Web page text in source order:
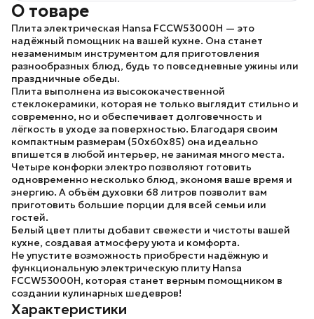
О товаре
Плита электрическая Hansa FCCW53000H — это
надёжный помощник на вашей кухне. Она станет
незаменимым инструментом для приготовления
разнообразных блюд, будь то повседневные ужины или
праздничные обеды.
Плита выполнена из высококачественной
стеклокерамики, которая не только выглядит стильно и
современно, но и обеспечивает долговечность и
лёгкость в уходе за поверхностью. Благодаря своим
компактным размерам (50x60x85) она идеально
впишется в любой интерьер, не занимая много места.
Четыре конфорки электро позволяют готовить
одновременно несколько блюд, экономя ваше время и
энергию. А объём духовки 68 литров позволит вам
приготовить большие порции для всей семьи или
гостей.
Белый цвет плиты добавит свежести и чистоты вашей
кухне, создавая атмосферу уюта и комфорта.
Не упустите возможность приобрести надёжную и
функциональную электрическую плитуHansa
FCCW53000H, которая станет верным помощником в
создании кулинарных шедевров!
Характеристики